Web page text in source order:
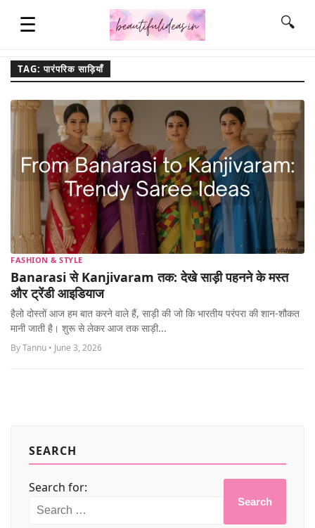
☰
QUOTES
LIFESTYLE
FASHION & STYLE
CONTACT NAME IDEAS
MORE
🔍
TAG: पारंपरिक साड़ियाँ
FASHION & STYLE
Banarasi से Kanjivaram तक: देखे साड़ी पहनने के मस्त
और ट्रेंडी आइडियाज
हैलो दोस्तों आज हम बात करने वाले हैं, साड़ी की जो कि भारतीय परंपरा की शान-शौकत
मानी जाती है। शुरू से लेकर आज तक साड़ी...
By Tannu • June 3, 2026
SEARCH
Search for:
Search